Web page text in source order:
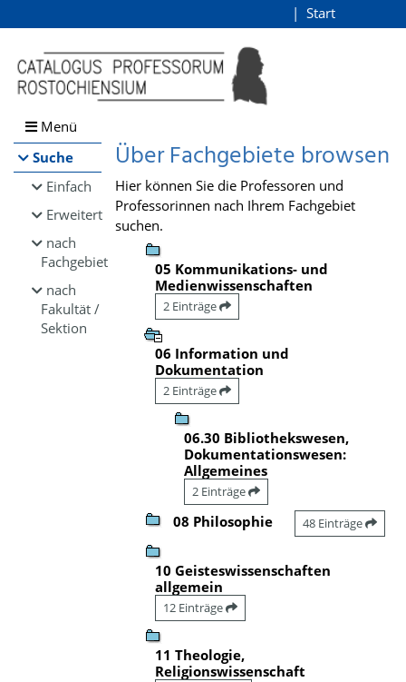
Browsen
direkt zum Inhalt
Start
Menü
Suche
Einfach
Erweitert
nach
Fachgebiet
nach
Fakultät /
Sektion
Über Fachgebiete browsen
Hier können Sie die Professoren und
Professorinnen nach Ihrem Fachgebiet
suchen.
05 Kommunikations- und
Medienwissenschaften
2 Einträge
06 Information und
Dokumentation
2 Einträge
06.30 Bibliothekswesen,
Dokumentationswesen:
Allgemeines
2 Einträge
08 Philosophie 48 Einträge
10 Geisteswissenschaften
allgemein
12 Einträge
11 Theologie,
Religionswissenschaft